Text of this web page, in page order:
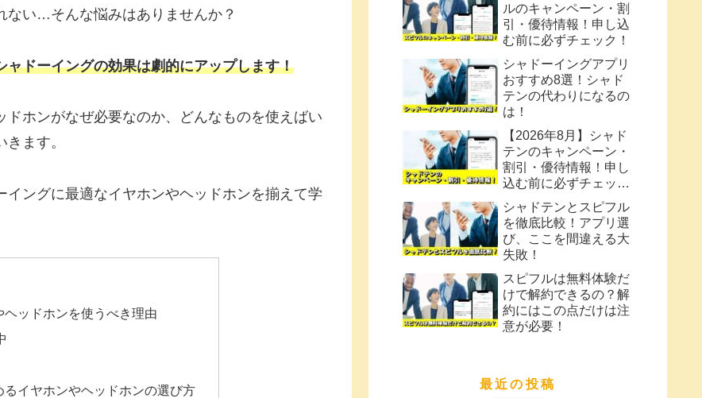
ない…そんな悩みはありませんか？
ドーイングの効果は劇的にアップします！
ホンがなぜ必要なのか、どんなものを使えばい
ます。
ングに最適なイヤホンやヘッドホンを揃えて学
ッドホンを使うべき理由
イヤホンやヘッドホンの選び方
ルのキャンペーン・割
引・優待情報！申し込
む前に必ずチェック！
シャドーイングアプリ
おすすめ8選！シャド
テンの代わりになるの
は！
【2026年8月】シャド
テンのキャンペーン・
割引・優待情報！申し
込む前に必ずチェッ
シャドテンとスピフル
を徹底比較！アプリ選
び、ここを間違える大
失敗！
スピフルは無料体験だ
けで解約できるの？解
約にはこの点だけは注
意が必要！
最近の投稿